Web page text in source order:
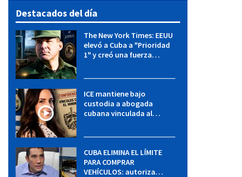
Destacados del día
The New York Times: EEUU
elevó a Cuba a "Prioridad
1" y creó una fuerza
ICE mantiene bajo
custodia a abogada
cubana vinculada al
CUBA ELIMINA EL LÍMITE
PARA COMPRAR
VEHÍCULOS: autoriza